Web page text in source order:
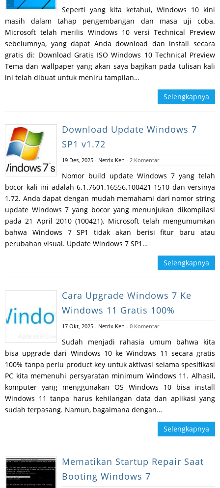
Seperti yang kita ketahui, Windows 10 kini
masih dalam tahap pengembangan dan masa uji coba.
Microsoft telah merilis Windows 10 versi Technical Preview
sebelumnya, yang dapat Anda download dan install secara
gratis di: Download Gratis ISO Windows 10 Technical Preview
Tema dan wallpaper yang akan saya bagikan pada tulisan kali
ini telah dibuat untuk meniru tampilan…
Selengkapnya
Download Update Windows 7
SP1 v1.72
19 Des, 2025 - Netrix Ken - 2 Komentar
Nomor build update Windows 7 yang telah
bocor kali ini adalah 6.1.7601.16556.100421-1510 dan versinya
1.72. Anda dapat dengan mudah memahami dari nomor string
update Windows 7 yang bocor yang menunjukan dikompilasi
pada 21 April 2010 (100421). Microsoft telah mengumumkan
bahwa Windows 7 SP1 tidak akan berisi fitur baru atau
perubahan visual. Update Windows 7 SP1…
Selengkapnya
Cara Upgrade Windows 7 Ke
Windows 11 Gratis 100%
17 Okt, 2025 - Netrix Ken - 0 Komentar
Sudah menjadi rahasia umum bahwa kita
bisa upgrade dari Windows 10 ke Windows 11 secara gratis
100% tanpa perlu product key untuk aktivasi selama spesifikasi
PC kita memenuhi persyaratan minimum Windows 11. Alhasil,
komputer yang menggunakan OS Windows 10 bisa install
Windows 11 tanpa harus kehilangan data dan aplikasi yang
sudah terpasang. Namun, bagaimana dengan…
Selengkapnya
Mematikan Startup Repair Saat
Booting Windows 7